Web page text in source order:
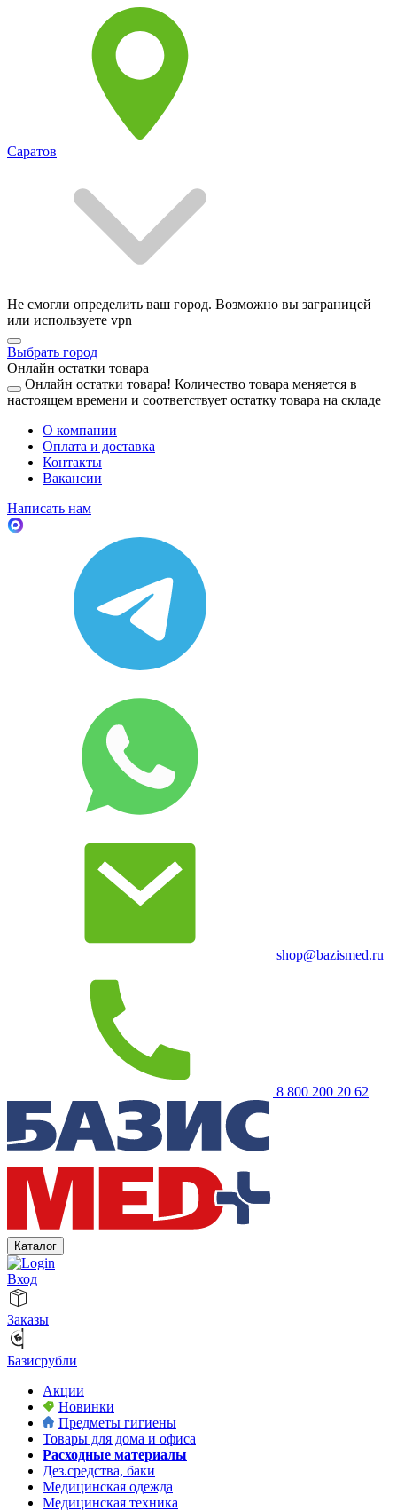
Саратов
Не смогли определить ваш город. Возможно вы заграницей
или используете vpn
Выбрать город
Онлайн остатки товара
Онлайн остатки товара! Количество товара меняется в
настоящем времени и соответствует остатку товара на складе
О компании
Оплата и доставка
Контакты
Вакансии
Написать нам
shop@bazismed.ru
8 800 200 20 62
Каталог
Вход
Заказы
Базисрубли
Акции
Новинки
Предметы гигиены
Товары для дома и офиса
Расходные материалы
Дез.средства, баки
Медицинская одежда
Медицинская техника